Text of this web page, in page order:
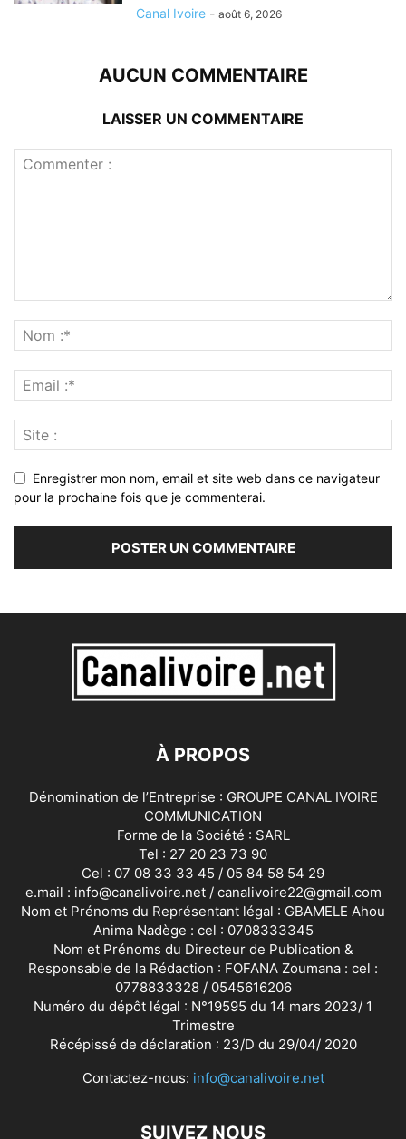
Canal Ivoire - août 6, 2026
AUCUN COMMENTAIRE
LAISSER UN COMMENTAIRE
Enregistrer mon nom, email et site web dans ce navigateur
pour la prochaine fois que je commenterai.
À PROPOS
Dénomination de l’Entreprise : GROUPE CANAL IVOIRE
COMMUNICATION
Forme de la Société : SARL
Tel : 27 20 23 73 90
Cel : 07 08 33 33 45 / 05 84 58 54 29
e.mail : info@canalivoire.net / canalivoire22@gmail.com
Nom et Prénoms du Représentant légal : GBAMELE Ahou
Anima Nadège : cel : 0708333345
Nom et Prénoms du Directeur de Publication &
Responsable de la Rédaction : FOFANA Zoumana : cel :
0778833328 / 0545616206
Numéro du dépôt légal : N°19595 du 14 mars 2023/ 1
Trimestre
Récépissé de déclaration : 23/D du 29/04/ 2020
Contactez-nous: info@canalivoire.net
SUIVEZ NOUS